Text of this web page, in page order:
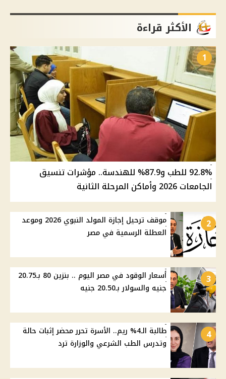
الأكثر قراءة
1
92.8% للطب و87.9% للهندسة.. مؤشرات تنسيق
الجامعات 2026 وأماكن المرحلة الثانية
2
موقف ترحيل إجازة المولد النبوي 2026 وموعد
العطلة الرسمية في مصر
3
أسعار الوقود في مصر اليوم .. بنزين 80 بـ20.75
جنيه والسولار بـ20.50 جنيه
4
طالبة الـ4% ريم.. الأسرة تحرر محضر إثبات حالة
وتدرس الطب الشرعي والوزارة ترد